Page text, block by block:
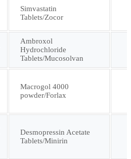
第三十二批
第三十四批
第四十批
Simvastatin
Tablets/Zocor
Ambroxol
Hydrochloride
Tablets/Mucosolvan
Macrogol 4000
powder/Forlax
Desmopressin Acetate
Tablets/Minirin